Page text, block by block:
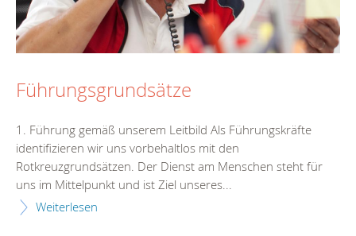
Führungsgrundsätze
1. Führung gemäß unserem Leitbild Als Führungskräfte
identifizieren wir uns vorbehaltlos mit den
Rotkreuzgrundsätzen. Der Dienst am Menschen steht für
uns im Mittelpunkt und ist Ziel unseres...
Weiterlesen